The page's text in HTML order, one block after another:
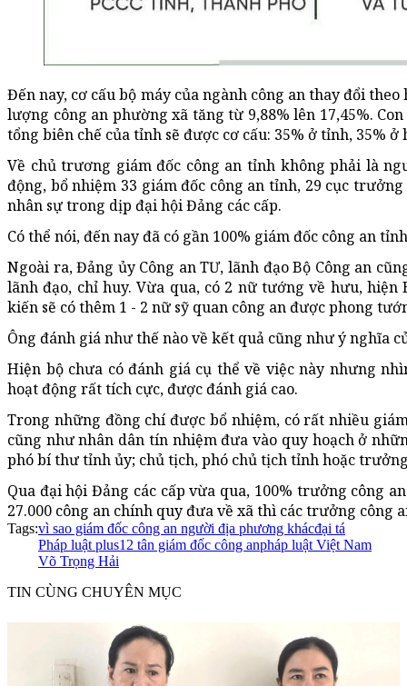
Đến nay, cơ cấu bộ máy của ngành công an thay đổi
lượng công an phường xã tăng từ 9,88% lên 17,45%.
tổng biên chế của tỉnh sẽ được cơ cấu: 35% ở tỉnh, 35%
Về chủ trương giám đốc công an tỉnh không phải là
động, bổ nhiệm 33 giám đốc công an tỉnh, 29 cục
nhân sự trong dịp đại hội Đảng các cấp.
Có thể nói, đến nay đã có gần 100% giám đốc công an
Ngoài ra, Đảng ủy Công an TƯ, lãnh đạo Bộ Công an
lãnh đạo, chỉ huy. Vừa qua, có 2 nữ tướng về hưu,
kiến sẽ có thêm 1 - 2 nữ sỹ quan công an được phong
Ông đánh giá như thế nào về kết quả cũng như ý nghĩa
Hiện bộ chưa có đánh giá cụ thể về việc này nhưng
hoạt động rất tích cực, được đánh giá cao.
Trong những đồng chí được bổ nhiệm, có rất nhiều
cũng như nhân dân tín nhiệm đưa vào quy hoạch ở
phó bí thư tỉnh ủy; chủ tịch, phó chủ tịch tỉnh hoặc
Qua đại hội Đảng các cấp vừa qua, 100% trưởng công
27.000 công an chính quy đưa về xã thì các trưởng công
Tags:vì sao giám đốc công an người địa phương khácđại tá
Pháp luật plus12 tân giám đốc công anpháp luật Việt Nam
Võ Trọng Hải
TIN CÙNG CHUYÊN MỤC